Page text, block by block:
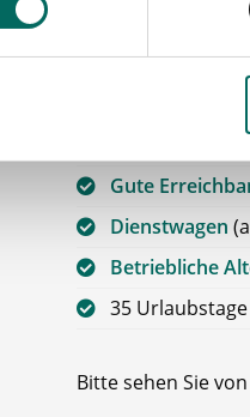
13. Gehalt
Gute
Dienstwagen
Betriebliche
35 Urlaubstage
Bitte sehen Sie